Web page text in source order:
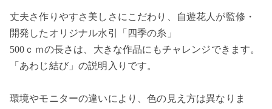
丈夫さ作りやすさ美しさにこだわり、自遊花人が監修・
開発したオリジナル水引「四季の糸」
500ｃｍの長さは、大きな作品にもチャレンジできます。
「あわじ結び」の説明入りです。
環境やモニターの違いにより、色の見え方は異なりま